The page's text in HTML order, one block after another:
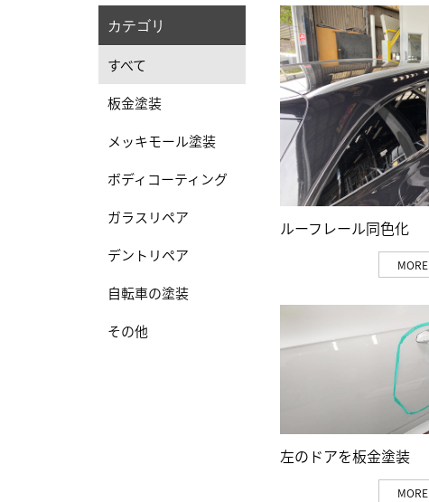
カテゴリ
すべて
板金塗装
メッキモール塗装
ボディコーティング
ガラスリペア
デントリペア
自転車の塗装
その他
ルーフレール同色化
MORE
左のドアを板金塗装
MORE